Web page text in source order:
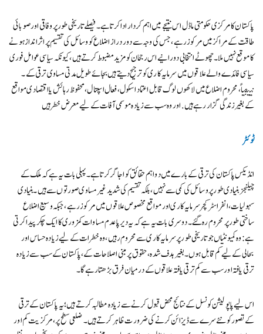
پاکستان کا مرکزی حکومتی ماڈل اس نتیجے میں اہم کردار ادا کرتا ہے۔ فیصلے تاریخی طور پر وفاقی اور صوبائی
طاقت کے مراکز میں مرکوز رہے، جس کی وجہ سے دور دراز اضلاع کو وسائل کی تقسیم پر اثر انداز ہونے
کا موقع نہیں ملا۔ چھوٹے انتخابی دورانیے اس رجحان کو مزید مضبوط کرتے ہیں، کیونکہ سیاسی عوامل فوری
سیاسی فائدے والے علاقوں میں سرمایہ کاری کو ترجیح دیتے ہیں بجائے طویل مدتی مساوی ترقی کے۔
نتیجتاً، محروم اضلاع میں لاکھوں لوگ قابل اعتماد اسکول، فعال اسپتال، محفوظ رہائش یا اقتصادی مواقع
کے بغیر زندگی گزار رہے ہیں. اور وہ سب سے زیادہ موسمی آفات کے لیے معرض خطر ہیں
ٹوئٹر
انڈیکس پاکستان کی ترقی کے بارے میں دو اہم حقائق کو اجاگر کرتا ہے۔ پہلی بات یہ ہے کہ ملک کے
چیلنجز بنیادی طور پر وسائل کی کمی سے نہیں، بلکہ تقسیم کی شدید غیر مساوی صورتوں سے ہیں۔ بنیادی
سہولیات، انفراسٹرکچر سرمایہ کاری اور مواقع مخصوص علاقوں میں مرکوز رہے، جبکہ وسیع اضلاع
ساختی طور پر محروم رہ گئے۔ دوسری بات یہ ہے کہ یہ دیرپا عدم مساوات کمزوری کا ایک چکر پیدا کرتی
ہے: وہ کمیونٹیاں جو تاریخی طور پر سرمایہ کاری سے محروم رہیں، وہ خطرات کے لیے زیادہ حساس اور
بحالی کے لیے کم قابل ہوں۔ بغیر ہدف شدہ، حقوق پر مبنی اصلاحات کے، پاکستان کے سب سے زیادہ
ترقی یافتہ اور سب سے کم ترقی یافتہ علاقوں کے درمیان فرق بڑھتا رہے گا۔
اس لیے پاپولیشن کونسل کے نتائج محض قبول کرنے سے زیادہ مطالبہ کرتے ہیں؛ یہ پاکستان کے ترقی
کے تصور کو نئے سرے سے ڈیزائن کرنے کی ضرورت ظاہر کرتے ہیں۔ ضلعی سطح پر، مرکزیت کم اور